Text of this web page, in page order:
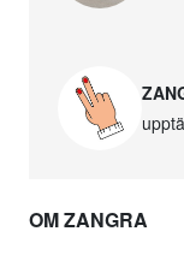
OM ZANGRA